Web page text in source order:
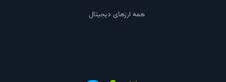
همه ارزهای دیجیتال